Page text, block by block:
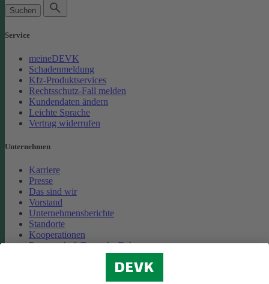
Suchen
Service
meineDEVK
Schadenmeldung
Kfz-Produktservices
Rechtsschutz-Fall melden
Kundendaten ändern
Leichte Sprache
Vertrag widerrufen
Unternehmen
Karriere
Presse
Das sind wir
Vorstand
Unternehmensberichte
Standorte
Kooperationen
Partnerschaft Deutsche Bahn